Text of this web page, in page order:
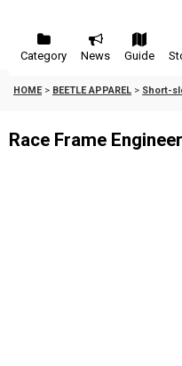
Category News Guide
HOME > BEETLE APPAREL > Short-
Race Frame